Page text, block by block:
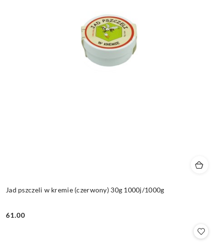
Jad pszczeli w kremie (czerwony) 30g 1000j/1000g
Cena:
61.00